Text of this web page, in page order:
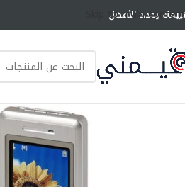
Skip to main content
يحدد الأفضل